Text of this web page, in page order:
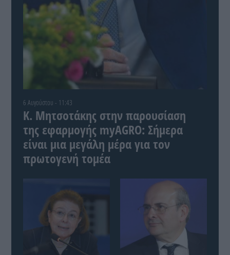
6 Αυγούστου - 11:43
Κ. Μητσοτάκης στην παρουσίαση
της εφαρμογής myAGRO: Σήμερα
είναι μια μεγάλη μέρα για τον
πρωτογενή τομέα